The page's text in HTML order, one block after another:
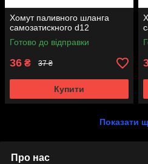
Хомут паливного шланга
самозатискного d12
Готово до відправки
36 ₴ 37 ₴
Купити
Показати
Про нас